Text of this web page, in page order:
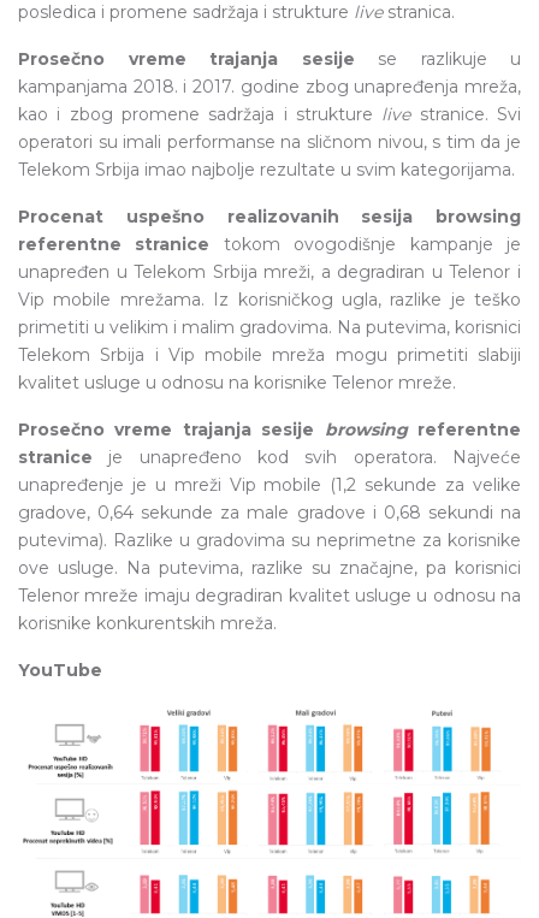
posledica i promene sadržaja i strukture livestranica.
Prosečno vreme trajanja sesije se razlikuje u
kampanjama 2018. i 2017. godine zbog unapređenja mreža,
kao i zbog promene sadržaja i strukture livestranice. Svi
operatori su imali performanse na sličnom nivou, s tim da je
Telekom Srbija imao najbolje rezultate u svim kategorijama.
Procenat uspešno realizovanih sesija browsing
referentne stranice tokom ovogodišnje kampanje je
unapređen u Telekom Srbija mreži, a degradiran u Telenor i
Vip mobile mrežama. Iz korisničkog ugla, razlike je teško
primetiti u velikim i malim gradovima. Na putevima, korisnici
Telekom Srbija i Vip mobile mreža mogu primetiti slabiji
kvalitet usluge u odnosu na korisnike Telenor mreže.
Prosečno vreme trajanja sesije browsingreferentne
stranice je unapređeno kod svih operatora. Najveće
unapređenje je u mreži Vip mobile (1,2 sekunde za velike
gradove, 0,64 sekunde za male gradove i 0,68 sekundi na
putevima). Razlike u gradovima su neprimetne za korisnike
ove usluge. Na putevima, razlike su značajne, pa korisnici
Telenor mreže imaju degradiran kvalitet usluge u odnosu na
korisnike konkurentskih mreža.
YouTube